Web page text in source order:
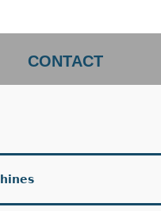
CONTACT